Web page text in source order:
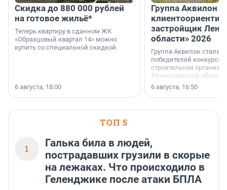
Скидка до 880 000 рублей
на готовое жильё*
Теперь квартиру в сданном ЖК
«Образцовый квартал 14» можно
купить со специальной скидкой.
6 августа, 18:00
Группа Аквилон
застройщик
области» 2026
Группа Аквилон стала
победителей конкурса
строительная
Ленинградской области
номинации «Самый
застройщик
6 августа, 16:50
ТОП 5
1
Галька била в людей,
пострадавших грузили в скорые
на лежаках. Что происходило в
Геленджике после атаки БПЛА